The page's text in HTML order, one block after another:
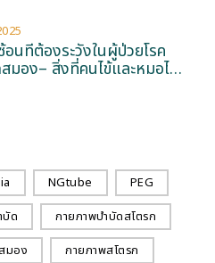
อนที่ต้องระวังในผู้ป่วยโรค
มอง– สิ่งที่คนไข้และหมอไม่
NGtube
PEG
บัด
กายภาพบำบัดสโตรก
มอง
กายภาพสโตรก